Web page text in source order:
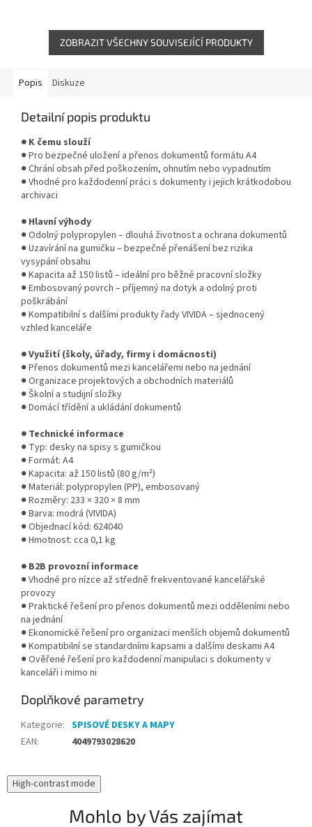
kanceláře, školy i...
ZOBRAZIT VŠECHNY SOUVISEJÍCÍ PRODUKTY
Popis Diskuze
Detailní popis produktu
● K čemu slouží
● Pro bezpečné uložení a přenos dokumentů formátu A4
● Chrání obsah před poškozením, ohnutím nebo vypadnutím
● Vhodné pro každodenní práci s dokumenty i jejich krátkodobou
archivaci
● Hlavní výhody
● Odolný polypropylen – dlouhá životnost a ochrana dokumentů
● Uzavírání na gumičku – bezpečné přenášení bez rizika
vysypání obsahu
● Kapacita až 150 listů – ideální pro běžné pracovní složky
● Embosovaný povrch – příjemný na dotyk a odolný proti
poškrábání
● Kompatibilní s dalšími produkty řady VIVIDA – sjednocený
vzhled kanceláře
● Využití (školy, úřady, firmy i domácnosti)
● Přenos dokumentů mezi kancelářemi nebo na jednání
● Organizace projektových a obchodních materiálů
● Školní a studijní složky
● Domácí třídění a ukládání dokumentů
● Technické informace
● Typ: desky na spisy s gumičkou
● Formát: A4
● Kapacita: až 150 listů (80 g/m²)
● Materiál: polypropylen (PP), embosovaný
● Rozměry: 233 × 320 × 8 mm
● Barva: modrá (VIVIDA)
● Objednací kód: 624040
● Hmotnost: cca 0,1 kg
● B2B provozní informace
● Vhodné pro nízce až středně frekventované kancelářské
provozy
● Praktické řešení pro přenos dokumentů mezi odděleními nebo
na jednání
● Ekonomické řešení pro organizaci menších objemů dokumentů
● Kompatibilní se standardními kapsami a dalšími deskami A4
● Ověřené řešení pro každodenní manipulaci s dokumenty v
kanceláři i mimo ni
Doplňkové parametry
Kategorie: SPISOVÉ DESKY A MAPY
EAN: 4049793028620
High-contrast mode
Mohlo by Vás zajímat